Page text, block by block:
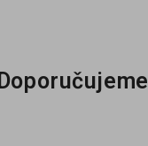
Doporučujeme